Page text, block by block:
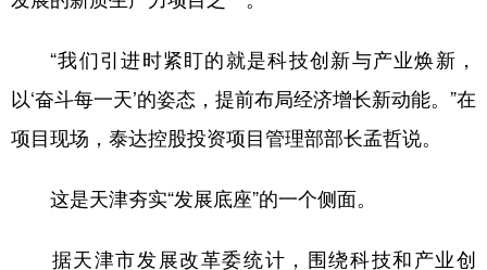
“我们引进时紧盯的就是科技创新与产业焕新，
以‘奋斗每一天’的姿态，提前布局经济增长新动能。”在
项目现场，泰达控股投资项目管理部部长孟哲说。
这是天津夯实“发展底座”的一个侧面。
据天津市发展改革委统计，围绕科技和产业创